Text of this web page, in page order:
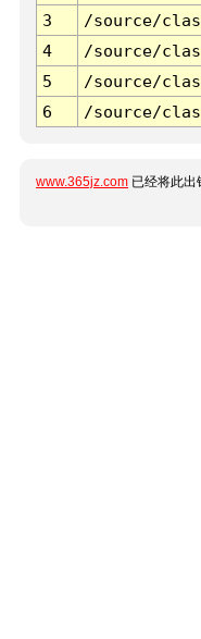
3 /source/
4
/source/
5
/source/
6
/source/
www.365jz.com 已经将此出